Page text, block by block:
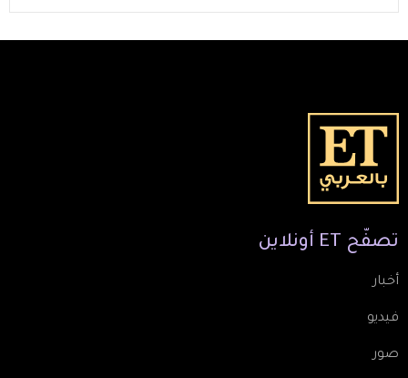
تصفّح ET أونلاين
أخبار
فيديو
صور